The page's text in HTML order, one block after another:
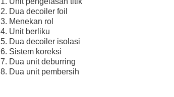
2. Dua decoiler foil
3. Menekan rol
4. Unit berliku
5. Dua decoiler isolasi
6. Sistem koreksi
7. Dua unit deburring
8. Dua unit pembersih